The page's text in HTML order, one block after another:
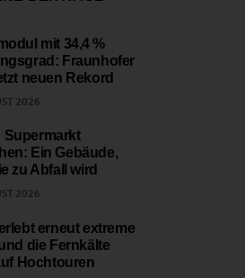
mit 34,4 %
Fraunhofer
neuen Rekord
2026
Supermarkt
Ein Gebäude,
zu Abfall wird
2026
erneut extreme
die Fernkälte
Hochtouren